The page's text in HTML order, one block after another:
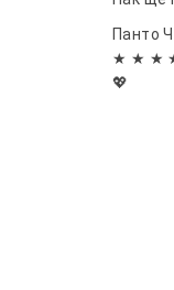
Панто
★ ★ ★
💖